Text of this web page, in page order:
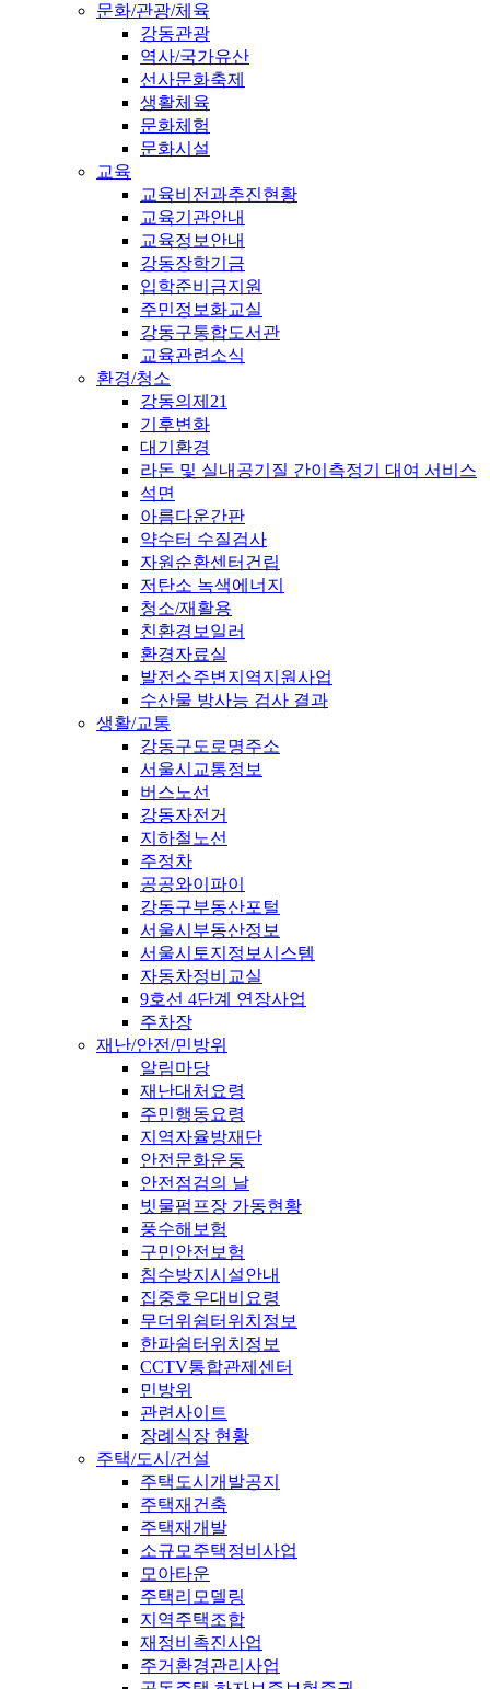
문화/관광/체육
강동관광
역사/국가유산
선사문화축제
생활체육
문화체험
문화시설
교육
교육비전과추진현황
교육기관안내
교육정보안내
강동장학기금
입학준비금지원
주민정보화교실
강동구통합도서관
교육관련소식
환경/청소
강동의제21
기후변화
대기환경
라돈 및 실내공기질 간이측정기 대여 서비스
석면
아름다운간판
약수터 수질검사
자원순환센터건립
저탄소 녹색에너지
청소/재활용
친환경보일러
환경자료실
발전소주변지역지원사업
수산물 방사능 검사 결과
생활/교통
강동구도로명주소
서울시교통정보
버스노선
강동자전거
지하철노선
주정차
공공와이파이
강동구부동산포털
서울시부동산정보
서울시토지정보시스템
자동차정비교실
9호선 4단계 연장사업
주차장
재난/안전/민방위
알림마당
재난대처요령
주민행동요령
지역자율방재단
안전문화운동
안전점검의 날
빗물펌프장 가동현황
풍수해보험
구민안전보험
침수방지시설안내
집중호우대비요령
무더위쉼터위치정보
한파쉼터위치정보
CCTV통합관제센터
민방위
관련사이트
장례식장 현황
주택/도시/건설
주택도시개발공지
주택재건축
주택재개발
소규모주택정비사업
모아타운
주택리모델링
지역주택조합
재정비촉진사업
주거환경관리사업